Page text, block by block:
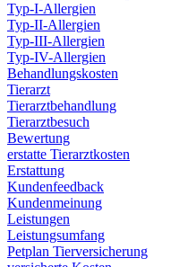
Typ-I-Allergien
Typ-II-Allergien
Typ-III-Allergien
Typ-IV-Allergien
Behandlungskosten
Tierarzt
Tierarztbehandlung
Tierarztbesuch
Bewertung
erstatte Tierarztkosten
Erstattung
Kundenfeedback
Kundenmeinung
Leistungen
Leistungsumfang
Petplan Tierversicherung